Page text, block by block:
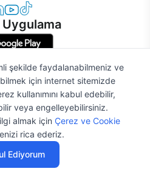
81.298 TL %2
TwitterLinkedIn
Casper YouTube
Casper TikTok
Sistemleri A.Ş. Tüm Hakları Saklıdır
KVKK
Politikası
Güvenliği
Hizmetleri
Sözleşmesi
şekilde faydalanabilmeniz ve
için internet sitemizde
kullanımını kabul edebilir,
veya engelleyebilirsiniz.
almak için Çerez ve Cookie
rica ederiz.
Ediyorum